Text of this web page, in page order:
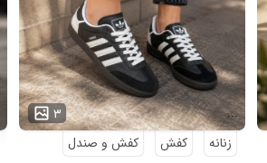
۳
...
زنانه
کفش
کفش و صندل